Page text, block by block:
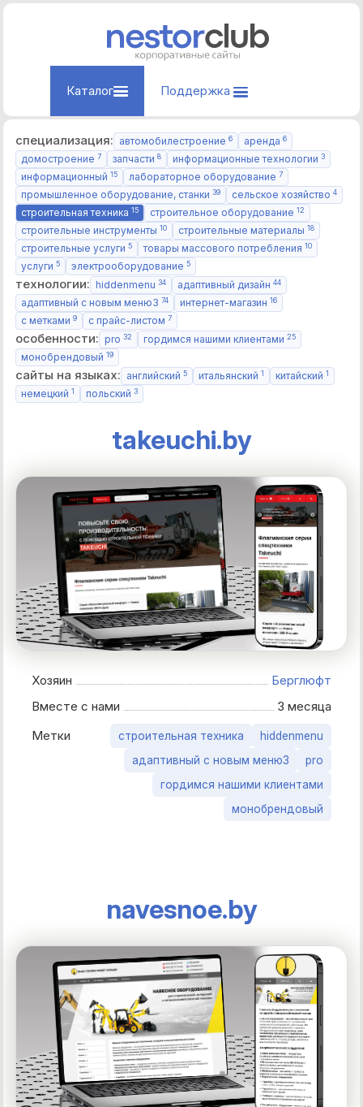
Каталог Поддержка
специализация: автомобилестроение 6 аренда 6
домостроение 7 запчасти 8 информационные технологии 3
информационный 15 лабораторное оборудование 7
промышленное оборудование, станки 39 сельское хозяйство 4
строительная техника 15 строительное оборудование 12
строительные инструменты 10 строительные материалы 18
строительные услуги 5 товары массового потребления 10
услуги 5 электрооборудование 5
технологии: hiddenmenu 34 адаптивный дизайн 44
адаптивный с новым меню3 74 интернет-магазин 16
с метками 9 с прайс-листом 7
особенности: pro 32 гордимся нашими клиентами 25
монобрендовый 19
сайты на языках: английский 5 итальянский 1 китайский 1
немецкий 1 польский 3
takeuchi.by
Хозяин
Берглюфт
Вместе с нами
3 месяца
Метки
строительная техника
hiddenmenu
адаптивный с новым меню3
pro
гордимся нашими клиентами
монобрендовый
navesnoe.by